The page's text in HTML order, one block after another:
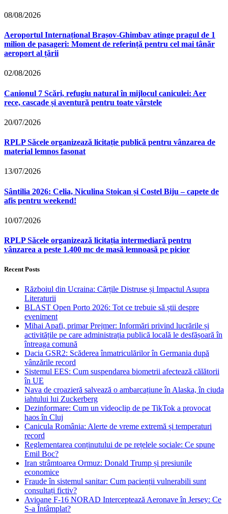
08/08/2026
Aeroportul Internațional Brașov‑Ghimbav atinge pragul de 1
milion de pasageri: Moment de referință pentru cel mai tânăr
aeroport al țării
02/08/2026
Canionul 7 Scări, refugiu natural în mijlocul caniculei: Aer
rece, cascade și aventură pentru toate vârstele
20/07/2026
RPLP Săcele organizează licitație publică pentru vânzarea de
material lemnos fasonat
13/07/2026
Sântilia 2026: Celia, Niculina Stoican și Costel Biju – capete de
afis pentru weekend!
10/07/2026
RPLP Săcele organizează licitația intermediară pentru
vânzarea a peste 1.400 mc de masă lemnoasă pe picior
Recent Posts
Războiul din Ucraina: Cărțile Distruse și Impactul Asupra
Literaturii
BLAST Open Porto 2026: Tot ce trebuie să știi despre
eveniment
Mihai Apafi, primar Prejmer: Informări privind lucrările și
activitățile pe care administrația publică locală le desfășoară în
întreaga comună
Dacia GSR2: Scăderea înmatriculărilor în Germania după
vânzările record
Sistemul EES: Cum suspendarea biometrii afectează călătorii
în UE
Nava de croazieră salvează o ambarcațiune în Alaska, în ciuda
iahtului lui Zuckerberg
Dezinformare: Cum un videoclip de pe TikTok a provocat
haos în Cluj
Canicula România: Alerte de vreme extremă și temperaturi
record
Reglementarea conținutului de pe rețelele sociale: Ce spune
Emil Boc?
Iran strâmtoarea Ormuz: Donald Trump și presiunile
economice
Fraude în sistemul sanitar: Cum pacienții vulnerabili sunt
consultați fictiv?
Avioane F-16 NORAD Interceptează Aeronave în Jersey: Ce
S-a Întâmplat?